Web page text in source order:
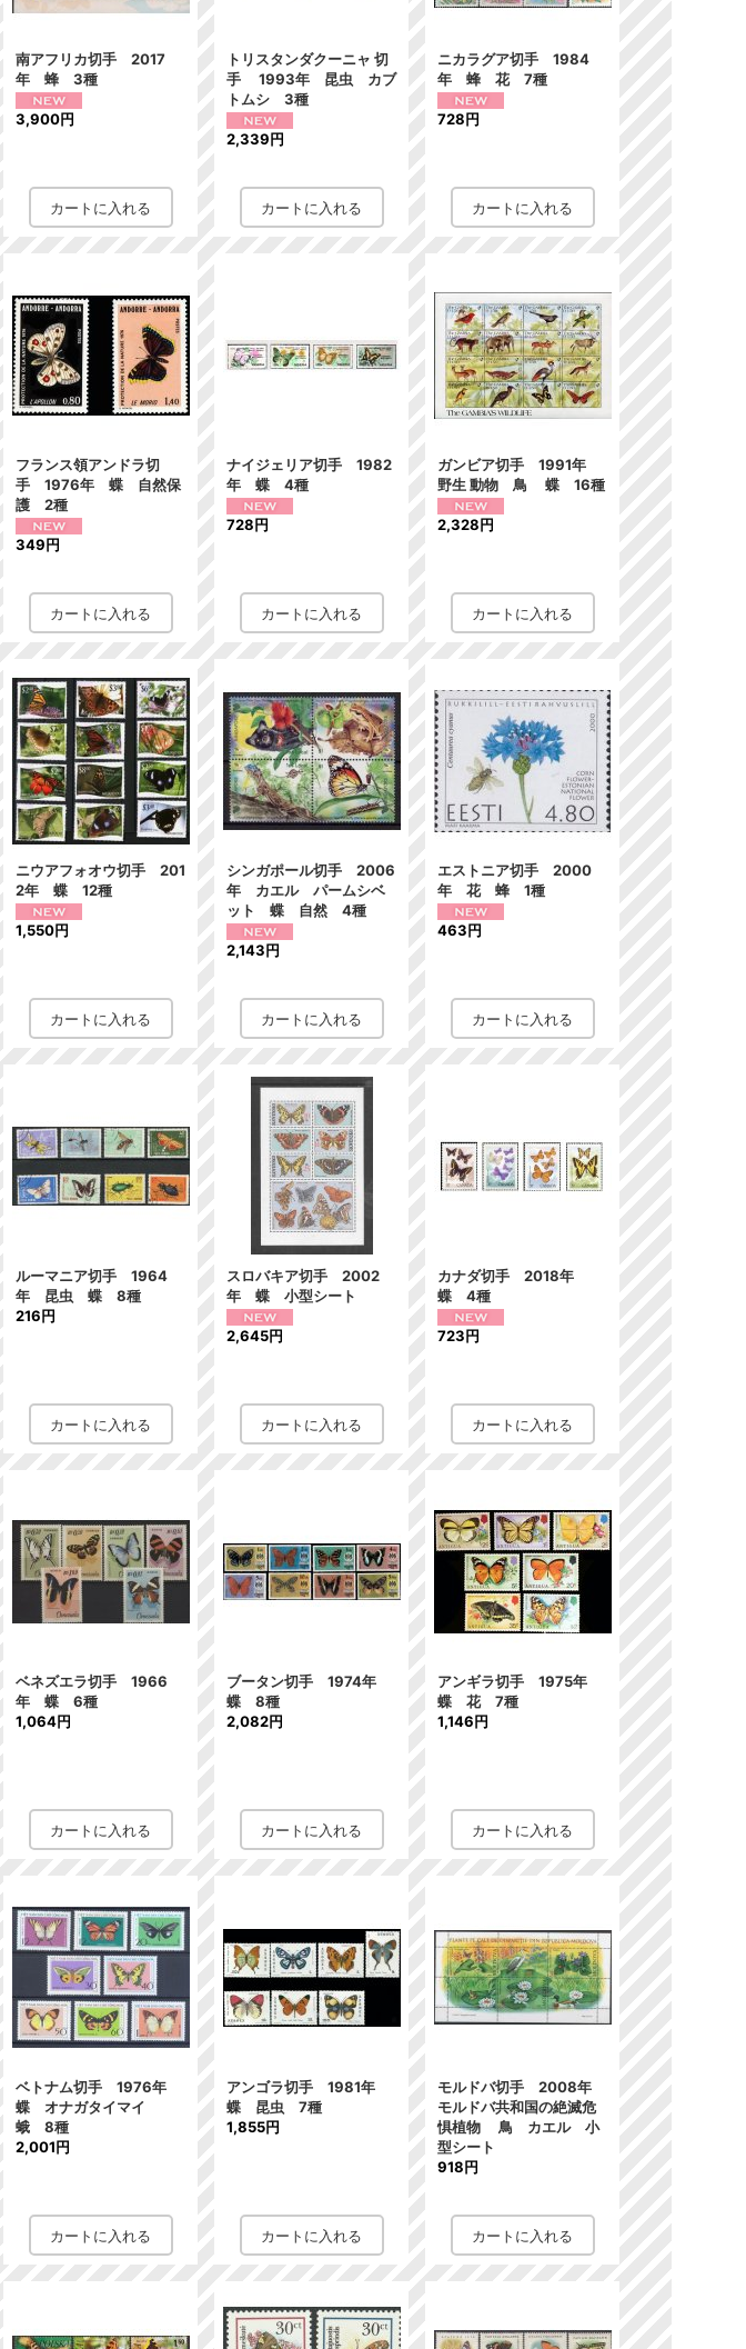
南アフリカ切手 2017
年 蜂 3種
3,900円
トリスタンダクーニャ 切
手 1993年 昆虫 カブ
トムシ 3種
2,339円
ニカラグア切手 1984
年 蜂 花 7種
728円
フランス領アンドラ切
手 1976年 蝶 自然保
護 2種
349円
ナイジェリア切手 1982
年 蝶 4種
728円
ガンビア切手 1991年
野生 動物 鳥 蝶 16種
2,328円
ニウアフォオウ切手 201
2年 蝶 12種
1,550円
シンガポール切手 2006
年 カエル パームシベ
ット 蝶 自然 4種
2,143円
エストニア切手 2000
年 花 蜂 1種
463円
ルーマニア切手 1964
年 昆虫 蝶 8種
216円
スロバキア切手 2002
年 蝶 小型シート
2,645円
カナダ切手 2018年
蝶 4種
723円
ベネズエラ切手 1966
年 蝶 6種
1,064円
ブータン切手 1974年
蝶 8種
2,082円
アンギラ切手 1975年
蝶 花 7種
1,146円
ベトナム切手 1976年
蝶 オナガタイマイ
蛾 8種
2,001円
アンゴラ切手 1981年
蝶 昆虫 7種
1,855円
モルドバ切手 2008年
モルドバ共和国の絶滅危
惧植物 鳥 カエル 小
型シート
918円